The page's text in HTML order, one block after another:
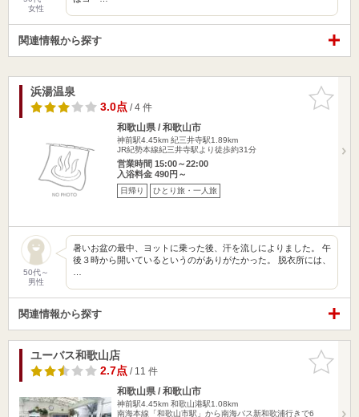
女性
関連情報から探す
お気に入
りに追加
浜湯温泉
3.0点/ 4 件
和歌山県 / 和歌山市
神前駅4.45km 紀三井寺駅1.89km
JR紀勢本線紀三井寺駅より徒歩約31分
営業時間 15:00～22:00
入浴料金 490円～
日帰り ひとり旅・一人旅
50代～
男性
暑いお盆の最中、ヨットに乗った後、汗を流しによりました。 午
後３時から開いているというのがありがたかった。 脱衣所には、
関連情報から探す
お気に入
りに追加
ユーバス和歌山店
2.7点/ 11 件
和歌山県 / 和歌山市
神前駅4.45km 和歌山港駅1.08km
南海本線「和歌山市駅」から南海バス新和歌浦行きで6